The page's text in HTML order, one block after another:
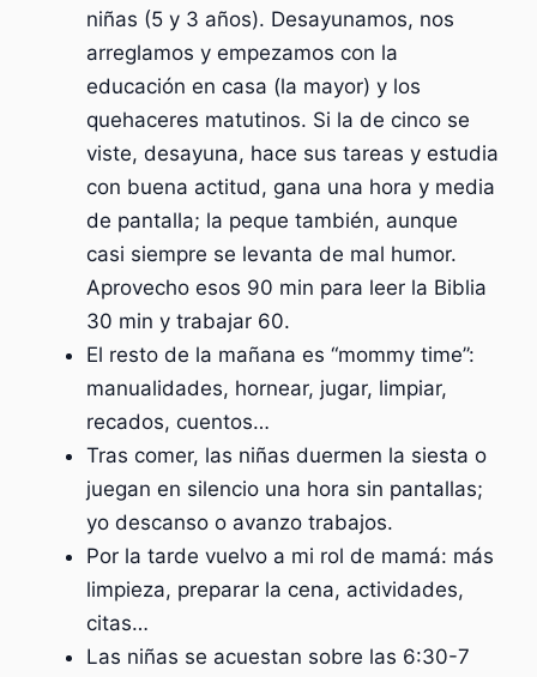
niñas (5 y 3 años). Desayunamos, nos
arreglamos y empezamos con la
educación en casa (la mayor) y los
quehaceres matutinos. Si la de cinco se
viste, desayuna, hace sus tareas y estudia
con buena actitud, gana una hora y media
de pantalla; la peque también, aunque
casi siempre se levanta de mal humor.
Aprovecho esos 90 min para leer la Biblia
30 min y trabajar 60.
El resto de la mañana es “mommy time”:
manualidades, hornear, jugar, limpiar,
recados, cuentos…
Tras comer, las niñas duermen la siesta o
juegan en silencio una hora sin pantallas;
yo descanso o avanzo trabajos.
Por la tarde vuelvo a mi rol de mamá: más
limpieza, preparar la cena, actividades,
citas…
Las niñas se acuestan sobre las 6:30-7